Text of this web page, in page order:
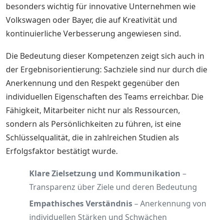
besonders wichtig für innovative Unternehmen wie
Volkswagen oder Bayer, die auf Kreativität und
kontinuierliche Verbesserung angewiesen sind.
Die Bedeutung dieser Kompetenzen zeigt sich auch in
der Ergebnisorientierung: Sachziele sind nur durch die
Anerkennung und den Respekt gegenüber den
individuellen Eigenschaften des Teams erreichbar. Die
Fähigkeit, Mitarbeiter nicht nur als Ressourcen,
sondern als Persönlichkeiten zu führen, ist eine
Schlüsselqualität, die in zahlreichen Studien als
Erfolgsfaktor bestätigt wurde.
Klare Zielsetzung und Kommunikation –
Transparenz über Ziele und deren Bedeutung
Empathisches Verständnis– Anerkennung von
individuellen Stärken und Schwächen